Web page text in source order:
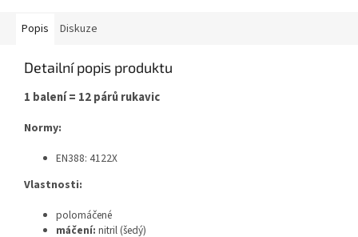
Popis Diskuze
Detailní popis produktu
1 balení = 12 párů rukavic
Normy:
EN388: 4122X
Vlastnosti:
polomáčené
máčení: nitril (šedý)